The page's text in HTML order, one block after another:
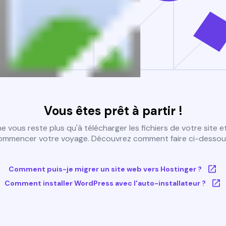
Vous êtes prêt à partir !
vous reste plus qu'à télécharger les fichiers de votre site
votre voyage. Découvrez comment faire ci-
Comment puis-je migrer un site web vers Hostinger ?
Comment installer WordPress avec l'auto-installateur ?